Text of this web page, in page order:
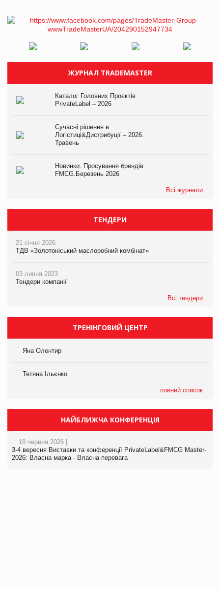
ЖУРНАЛ TRADEMASTER
Каталог Головних Проєктів
PrivateLabel – 2026
Сучасні рішення в
Логістиці&Дистрибуції – 2026.
Травень
Новинки. Просування брендів
FMCG.Березень 2026
Всі журнали
ТЕНДЕРИ
21 січня 2026
ТДВ «Золотоніський маслоробний комбінат»
03 липня 2023
Тендери компанії
Всі тендери
ТРЕНІНГОВИЙ ЦЕНТР
Яна Олентир
Тетяна Ільєнко
повний список
НАЙБЛИЖЧА КОНФЕРЕНЦІЯ
18 червня 2026 |
3-4 вересня Виставки та конференції PrivateLabel&FMCG Master-
2026: Власна марка - Власна перевага